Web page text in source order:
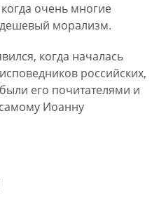
очень многие
морализм.
когда началась
российских,
его почитателями и
Иоанну